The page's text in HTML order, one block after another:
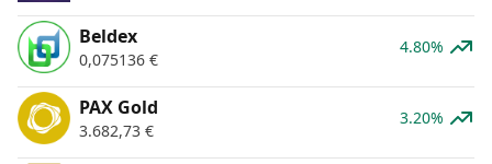
Beldex
0,075136 €
4.80%
PAX Gold
3.682,73 €
3.20%